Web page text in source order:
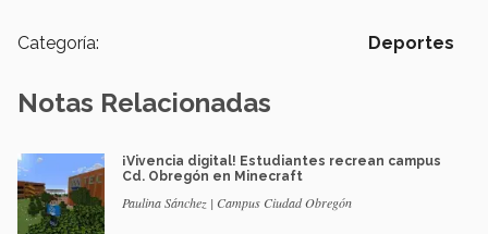
Categoría: Deportes
Notas Relacionadas
¡Vivencia digital! Estudiantes recrean campus
Cd. Obregón en Minecraft
Paulina Sánchez | Campus Ciudad Obregón